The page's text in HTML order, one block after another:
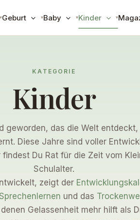
Geburt Baby Kinder
KATEGORIE
Kinder
geworden, das die Welt
Diese Jahre sind voller
findest Du Rat für die Zeit vom
Schulalter.
zeigt der
Sprechenlernen und das
Gelassenheit mehr hilft als